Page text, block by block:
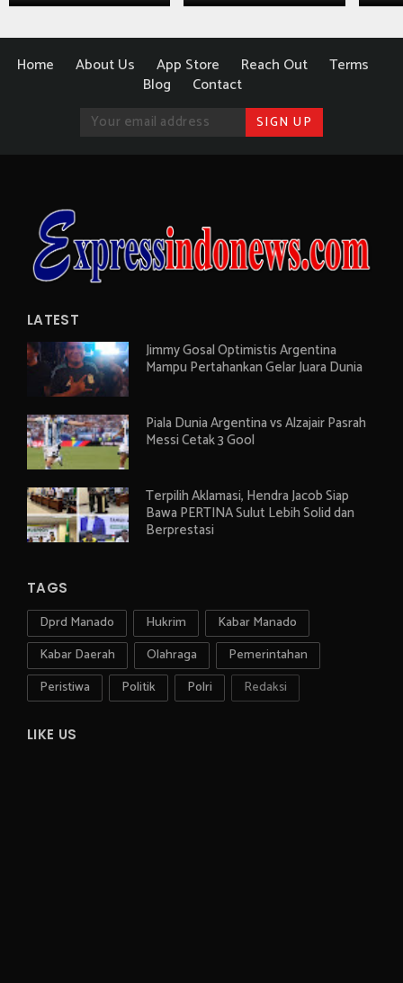
Home About Us App Store Reach Out
Terms
Blog
Contact
LATEST
Jimmy Gosal Optimistis Argentina
Mampu Pertahankan Gelar Juara Dunia
Piala Dunia Argentina vs Alzajair Pasrah
Messi Cetak 3 Gool
Terpilih Aklamasi, Hendra Jacob Siap
Bawa PERTINA Sulut Lebih Solid dan
Berprestasi
TAGS
Dprd Manado Hukrim
Kabar Manado
Kabar Daerah
Olahraga
Pemerintahan
Peristiwa
Politik Polri Redaksi
LIKE US